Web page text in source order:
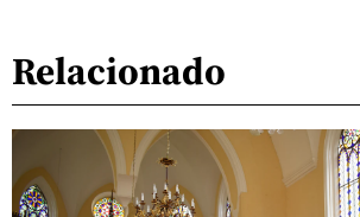
Relacionado